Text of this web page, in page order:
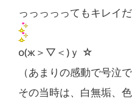
っっっっってもキレイ
о(ж＞▽＜)ｙ ☆
（あまりの感動で号泣
その当時は、白無垢、